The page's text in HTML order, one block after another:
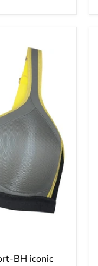
BH iconic